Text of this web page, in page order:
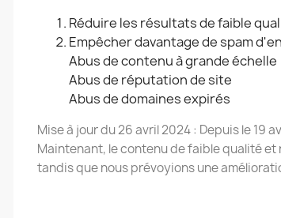
n'avons pas
Lire la suite
Réduire les résultats de faible
Empêcher davantage de spam
Abus de contenu à grande échelle
Abus de réputation de site
Abus de domaines expirés
Mise à jour du 26 avril 2024 : Depuis le 19
Maintenant, le contenu de faible qualité
tandis que nous prévoyions une